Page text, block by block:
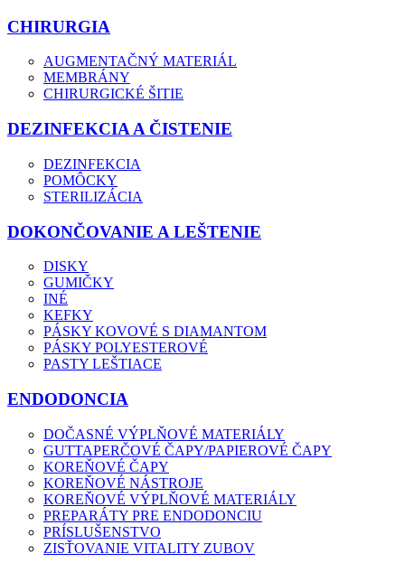
CHIRURGIA
AUGMENTAČNÝ MATERIÁL
MEMBRÁNY
CHIRURGICKÉ ŠITIE
DEZINFEKCIA A ČISTENIE
DEZINFEKCIA
POMÔCKY
STERILIZÁCIA
DOKONČOVANIE A LEŠTENIE
DISKY
GUMIČKY
INÉ
KEFKY
PÁSKY KOVOVÉ S DIAMANTOM
PÁSKY POLYESTEROVÉ
PASTY LEŠTIACE
ENDODONCIA
DOČASNÉ VÝPLŇOVÉ MATERIÁLY
GUTTAPERČOVÉ ČAPY/PAPIEROVÉ ČAPY
KOREŇOVÉ ČAPY
KOREŇOVÉ NÁSTROJE
KOREŇOVÉ VÝPLŇOVÉ MATERIÁLY
PREPARÁTY PRE ENDODONCIU
PRÍSLUŠENSTVO
ZISŤOVANIE VITALITY ZUBOV